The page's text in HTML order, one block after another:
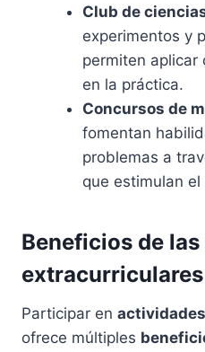
Club de
experimentos y
permiten aplicar
en la práctica.
Concursos de
fomentan
problemas a
que estimulan
Beneficios de
extracurriculares
Participar en
ofrece múltiples